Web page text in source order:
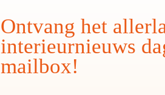
Ontvang het
interieurnieuws
mailbox!